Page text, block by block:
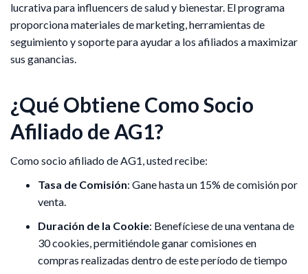
lucrativa para influencers de salud y bienestar. El programa
proporciona materiales de marketing, herramientas de
seguimiento y soporte para ayudar a los afiliados a maximizar
sus ganancias.
¿Qué Obtiene Como Socio
Afiliado de AG1?
​Como socio afiliado de AG1, usted recibe:​
Tasa de Comisión: Gane hasta un 15% de comisión por
venta. ​
Duración de la Cookie: Benefíciese de una ventana de
30 cookies, permitiéndole ganar comisiones en
compras realizadas dentro de este período de tiempo